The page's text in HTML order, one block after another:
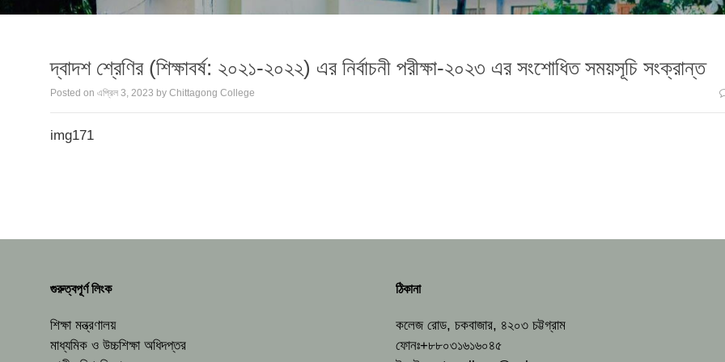
দ্বাদশ শ্রেণির (শিক্ষাবর্ষ: ২০২১-২০২২) এর নির্বাচনী পরীক্ষা-২০২৩ এর সংশোধিত সময়সূচি সংক্রান্ত
Posted on এপ্রিল 3, 2023 by Chittagong College
img171
গুরুত্বপূর্ণ লিংক
শিক্ষা মন্ত্রণালয়
মাধ্যমিক ও উচ্চশিক্ষা অধিদপ্তর
ঠিকানা
কলেজ রোড, চকবাজার, ৪২০৩ চট্টগ্রাম
ফোনঃ+৮৮০৩১৬১৬০৪৫